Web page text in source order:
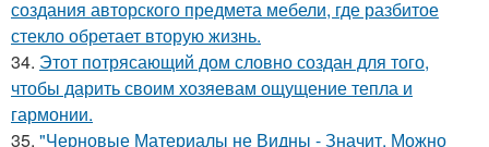
создания авторского предмета мебели, где разбитое
стекло обретает вторую жизнь.
34. Этот потрясающий дом словно создан для того,
чтобы дарить своим хозяевам ощущение тепла и
гармонии.
35. "Черновые Материалы не Видны - Значит, Можно